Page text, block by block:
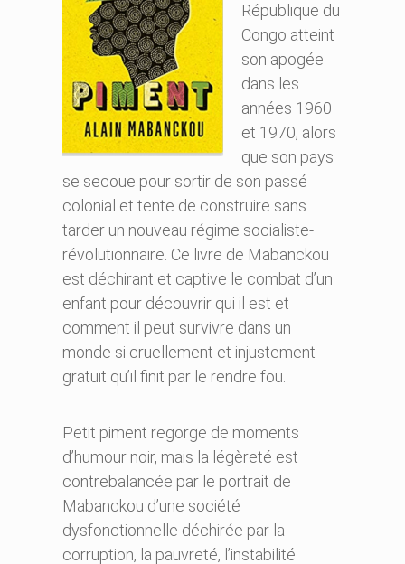
République du
Congo atteint
son apogée
dans les
années 1960
et 1970, alors
que son pays
se secoue pour sortir de son passé
colonial et tente de construire sans
tarder un nouveau régime socialiste-
révolutionnaire. Ce livre de Mabanckou
est déchirant et captive le combat d’un
enfant pour découvrir qui il est et
comment il peut survivre dans un
monde si cruellement et injustement
gratuit qu’il finit par le rendre fou.
Petit piment regorge de moments
d’humour noir, mais la légèreté est
contrebalancée par le portrait de
Mabanckou d’une société
dysfonctionnelle déchirée par la
corruption, la pauvreté, l’instabilité